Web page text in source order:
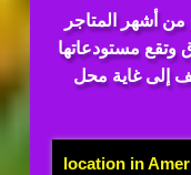
أشهر المتاجر
وتقع مستودعاتها
إلى غاية محل
location in